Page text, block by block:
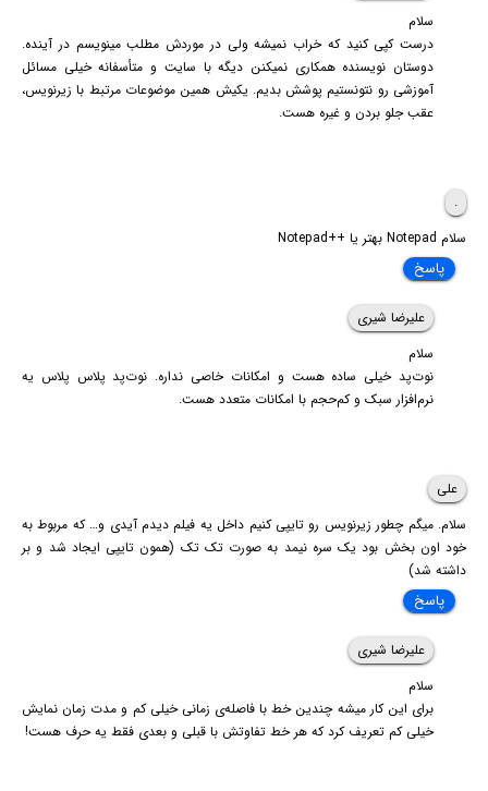
سلام
درست کپی کنید که خراب نمیشه ولی در موردش مطلب مینویسم در آینده.
دوستان نویسنده همکاری نمیکنن دیگه با سایت و متأسفانه خیلی مسائل
آموزشی رو نتونستیم پوشش بدیم. یکیش همین موضوعات مرتبط با زیرنویس،
عقب جلو بردن و غیره هست.
.
سلام Notepad بهتر یا ++Notepad
پاسخ
علیرضا شیری
سلام
نوت‌پد خیلی ساده هست و امکانات خاصی نداره. نوت‌پد پلاس پلاس یه
نرم‌افزار سبک و کم‌حجم با امکانات متعدد هست.
علی
سلام. میگم چطور زیرنویس رو تایپی کنیم داخل یه فیلم دیدم آیدی و… که مربوط به
خود اون بخش بود یک سره نیمد به صورت تک تک (همون تایپی ایجاد شد و بر
داشته شد)
پاسخ
علیرضا شیری
سلام
برای این کار میشه چندین خط با فاصله‌ی زمانی خیلی کم و مدت زمان نمایش
خیلی کم تعریف کرد که هر خط تفاوتش با قبلی و بعدی فقط یه حرف هست!